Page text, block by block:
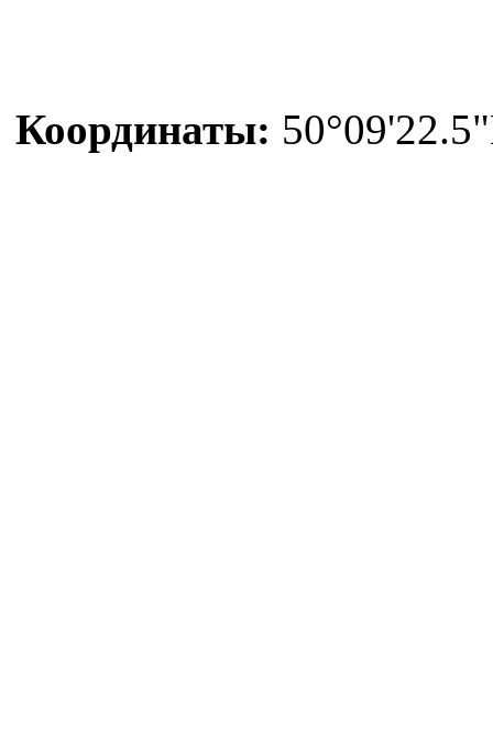
Координаты: